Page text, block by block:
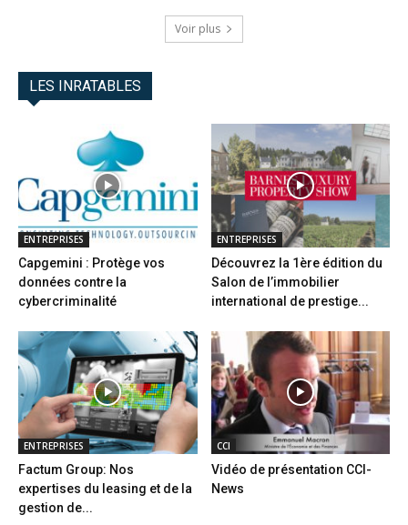
Voir plus
LES INRATABLES
ENTREPRISES
Capgemini : Protège vos
données contre la
cybercriminalité
ENTREPRISES
Découvrez la 1ère édition du
Salon de l’immobilier
international de prestige...
ENTREPRISES
Factum Group: Nos
expertises du leasing et de la
gestion de...
CCI
Vidéo de présentation CCI-
News